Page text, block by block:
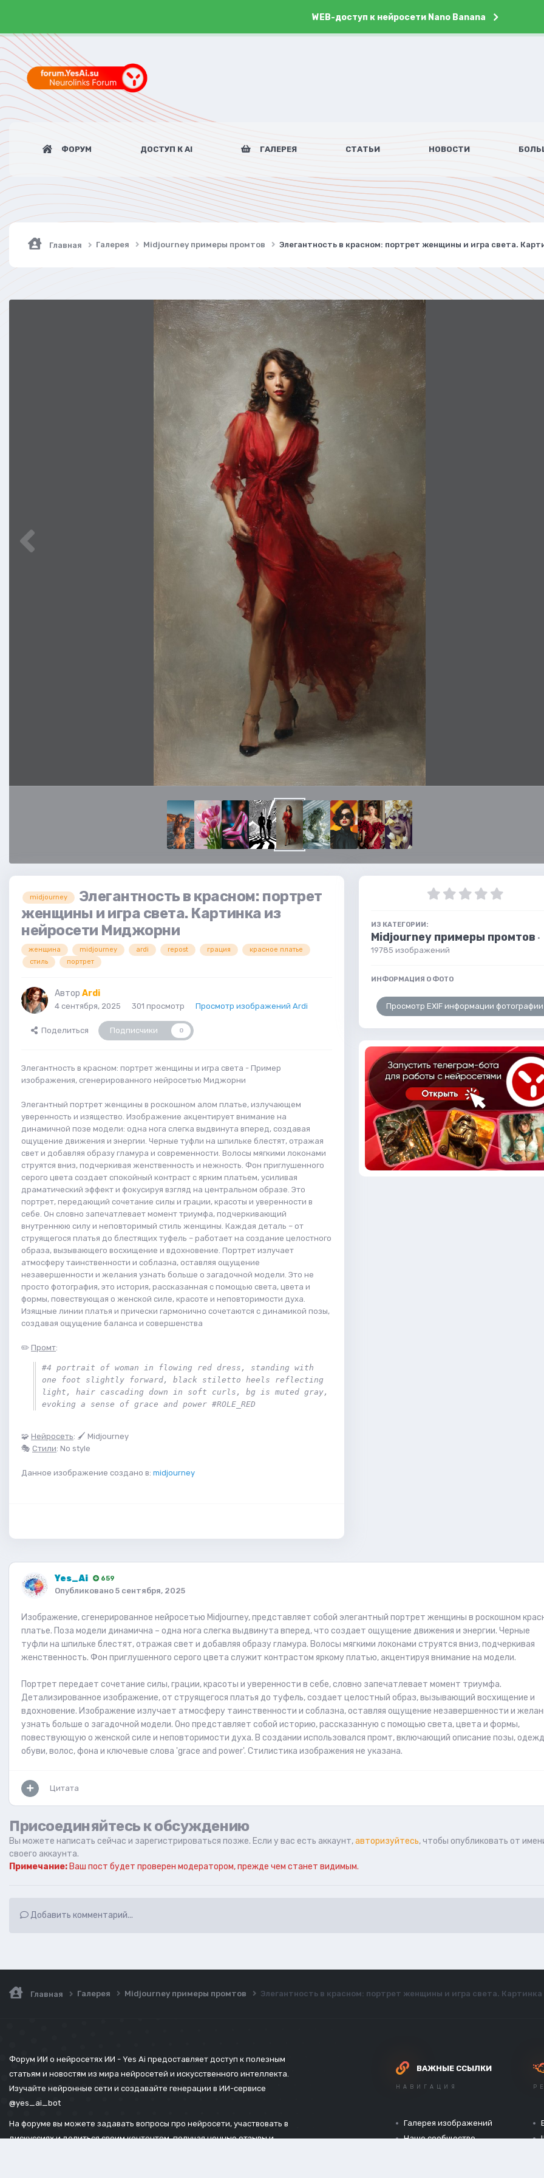
WEB-доступ к нейросети Nano Banana
ФОРУМ ДОСТУП К AI ГАЛЕРЕЯ СТАТЬИ НОВОСТИ
Главная Галерея Midjourney примеры промтов Элегантность в красном: портрет женщины и игра света.
midjourney
Элегантность в красном: портрет
женщины и игра света. Картинка из
нейросети Миджорни
женщина midjourney ardi repost грация
красное платье
стиль
портрет
Автор Ardi
4 сентября, 2025 301 просмотр Просмотр изображений Ardi
Поделиться Подписчики 0
Элегантность в красном: портрет женщины и игра света - Пример
изображения, сгенерированного нейросетью Миджорни
Элегантный портрет женщины в роскошном алом платье, излучающем
уверенность и изящество. Изображение акцентирует внимание на
динамичной позе модели: одна нога слегка выдвинута вперед, создавая
ощущение движения и энергии. Черные туфли на шпильке блестят, отражая
свет и добавляя образу гламура и современности. Волосы мягкими локонами
струятся вниз, подчеркивая женственность и нежность. Фон приглушенного
серого цвета создает спокойный контраст с ярким платьем, усиливая
драматический эффект и фокусируя взгляд на центральном образе. Это
портрет, передающий сочетание силы и грации, красоты и уверенности в
себе. Он словно запечатлевает момент триумфа, подчеркивающий
внутреннюю силу и неповторимый стиль женщины. Каждая деталь – от
струящегося платья до блестящих туфель – работает на создание целостного
образа, вызывающего восхищение и вдохновение. Портрет излучает
атмосферу таинственности и соблазна, оставляя ощущение
незавершенности и желания узнать больше о загадочной модели. Это не
просто фотография, это история, рассказанная с помощью света, цвета и
формы, повествующая о женской силе, красоте и неповторимости духа.
Изящные линии платья и прически гармонично сочетаются с динамикой позы,
создавая ощущение баланса и совершенства
✏️ Промт:
#4 portrait of woman in flowing red dress, standing with
one foot slightly forward, black stiletto heels reflecting
light, hair cascading down in soft curls, bg is muted gray,
evoking a sense of grace and power #ROLE_RED
🧩 Нейросеть: 🖌 Midjourney
🎭 Стили: No style
Данное изображение создано в: midjourney
ИЗ КАТЕГОРИИ:
Midjourney примеры промтов ·
19785 изображений
ИНФОРМАЦИЯ О ФОТО
Просмотр EXIF информации фотографии
Yes_Ai 659
Опубликовано 5 сентября, 2025
Изображение, сгенерированное нейросетью Midjourney, представляет собой элегантный портрет женщины в роскошном
платье. Поза модели динамична – одна нога слегка выдвинута вперед, что создает ощущение движения и энергии. Черные
туфли на шпильке блестят, отражая свет и добавляя образу гламура. Волосы мягкими локонами струятся вниз, подчеркивая
женственность. Фон приглушенного серого цвета служит контрастом яркому платью, акцентируя внимание на модели.
Портрет передает сочетание силы, грации, красоты и уверенности в себе, словно запечатлевает момент триумфа.
Детализированное изображение, от струящегося платья до туфель, создает целостный образ, вызывающий восхищение и
вдохновение. Изображение излучает атмосферу таинственности и соблазна, оставляя ощущение незавершенности и
узнать больше о загадочной модели. Оно представляет собой историю, рассказанную с помощью света, цвета и формы,
повествующую о женской силе и неповторимости духа. В создании использовался промт, включающий описание позы,
обуви, волос, фона и ключевые слова 'grace and power'. Стилистика изображения не указана.
Цитата
Присоединяйтесь к обсуждению
Вы можете написать сейчас и зарегистрироваться позже. Если у вас есть аккаунт,авторизуйтесь, чтобы опубликовать от
своего аккаунта.
Примечание: Ваш пост будет проверен модератором, прежде чем станет видимым.
Добавить комментарий...
Главная Галерея Midjourney примеры промтов Элегантность в красном: портрет женщины и игра света.
Форум ИИ о нейросетях ИИ - Yes Ai предоставляет доступ к полезным
статьям и новостям из мира нейросетей и искусственного интеллекта.
Изучайте нейронные сети и создавайте генерации в ИИ-сервисе
@yes_ai_bot
На форуме вы можете задавать вопросы про нейросети, участвовать в
дискуссиях и делиться своим контентом, получая ценные отзывы и
ВАЖНЫЕ ССЫЛКИ
НАВИГАЦИЯ
Галерея изображений
Наше сообщество